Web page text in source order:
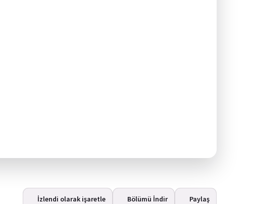
İzlendi olarak işaretle Bölümü İndir Paylaş